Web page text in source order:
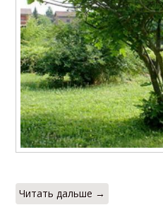
Читать дальше →